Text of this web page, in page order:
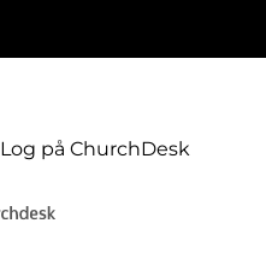
Log på ChurchDesk